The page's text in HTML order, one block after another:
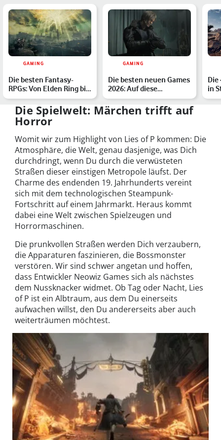
GAMING
Die besten Fantasy-
RPGs: Von Elden Ring bis
Undertale
GAMING
Die besten neuen Games
2026: Auf diese
Highlights sind wir
besond…
in
Die Spielwelt: Märchen trifft auf
Horror
Womit wir zum Highlight von Lies of P kommen: Die
Atmosphäre, die Welt, genau dasjenige, was Dich
durchdringt, wenn Du durch die verwüsteten
Straßen dieser einstigen Metropole läufst. Der
Charme des endenden 19. Jahrhunderts vereint
sich mit dem technologischen Steampunk-
Fortschritt auf einem Jahrmarkt. Heraus kommt
dabei eine Welt zwischen Spielzeugen und
Horrormaschinen.
Die prunkvollen Straßen werden Dich verzaubern,
die Apparaturen faszinieren, die Bossmonster
verstören. Wir sind schwer angetan und hoffen,
dass Entwickler Neowiz Games sich als nächstes
dem Nussknacker widmet. Ob Tag oder Nacht, Lies
of P ist ein Albtraum, aus dem Du einerseits
aufwachen willst, den Du andererseits aber auch
weiterträumen möchtest.